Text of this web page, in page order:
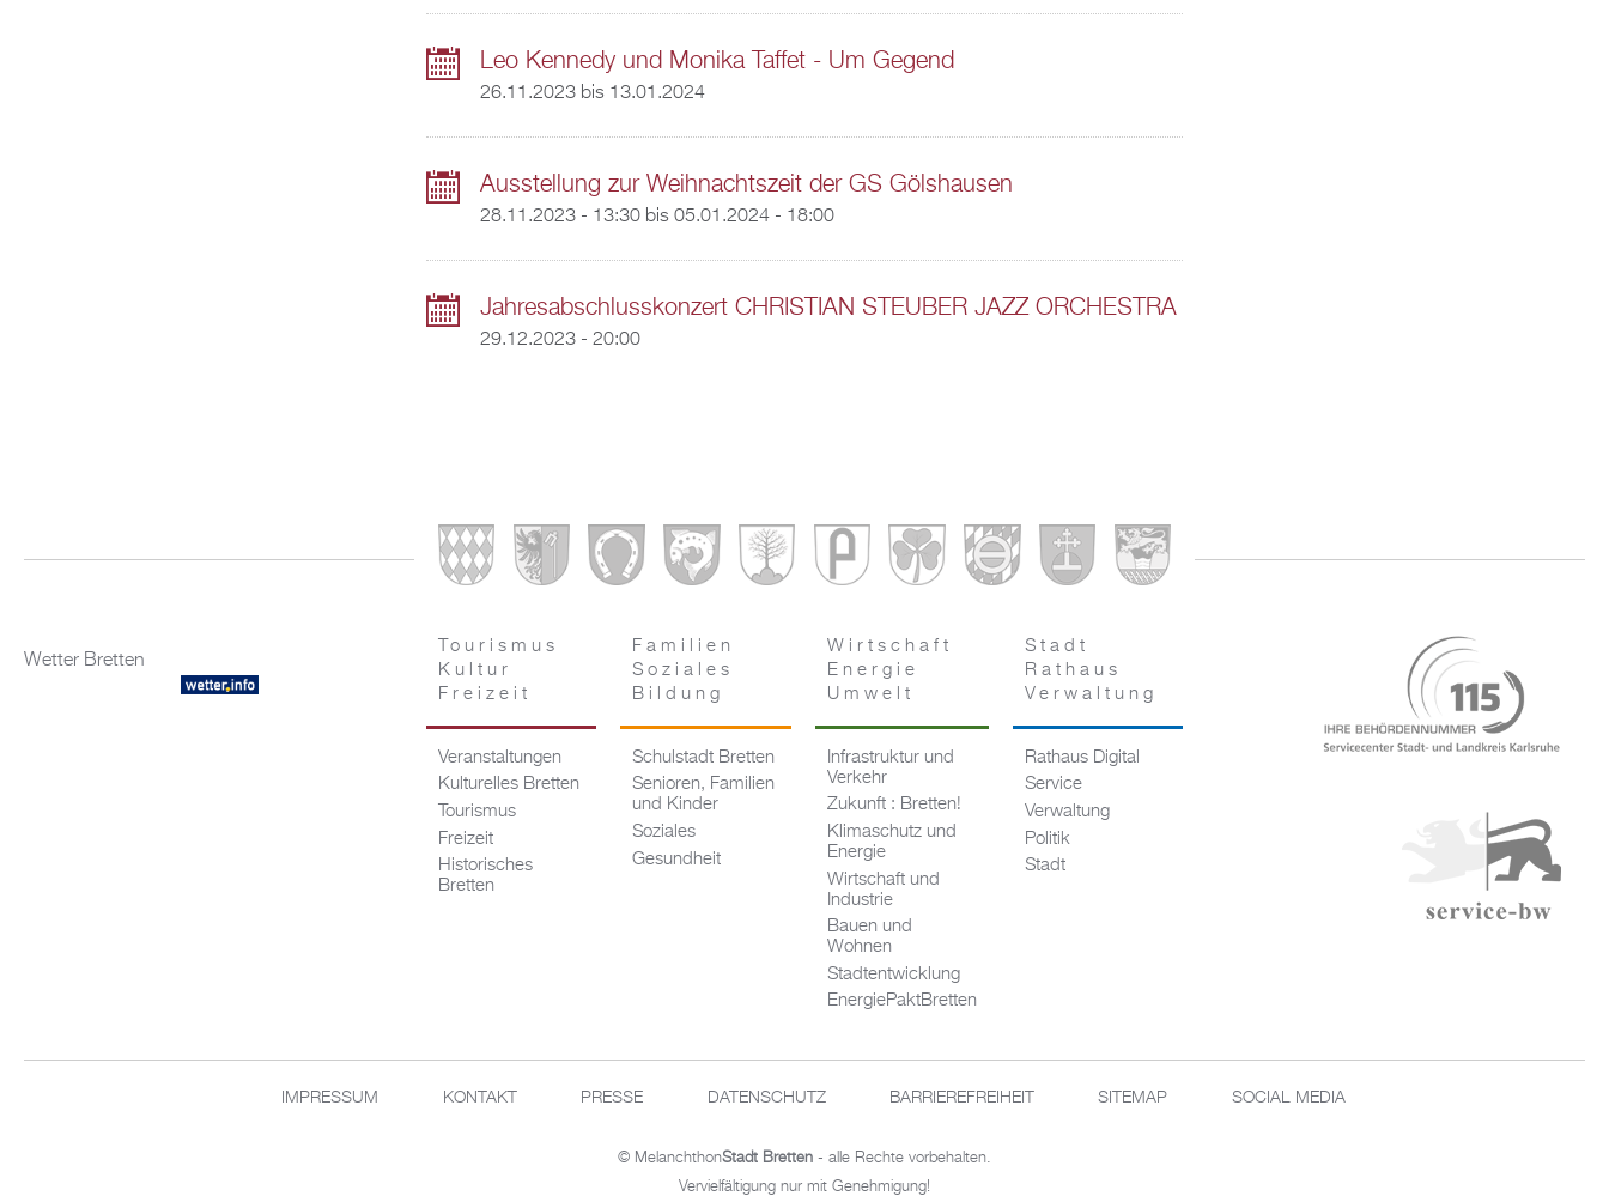
Leo Kennedy und Monika Taffet - Um Gegend
26.11.2023bis 13.01.2024
Ausstellung zur Weihnachtszeit der GS Gölshausen
28.11.2023 - 13:30bis 05.01.2024 - 18:00
Jahresabschlusskonzert CHRISTIAN STEUBER JAZZ ORCHESTRA
29.12.2023 - 20:00
Wetter Bretten
Tourismus
Kultur
Freizeit
Veranstaltungen
Kulturelles Bretten
Tourismus
Freizeit
Historisches
Bretten
Familien
Soziales
Bildung
Schulstadt Bretten
Senioren, Familien
und Kinder
Soziales
Gesundheit
Wirtschaft
Energie
Umwelt
Infrastruktur und
Verkehr
Zukunft : Bretten!
Klimaschutz und
Energie
Wirtschaft und
Industrie
Bauen und
Wohnen
Stadtentwicklung
EnergiePaktBretten
Stadt
Rathaus
Verwaltung
Rathaus Digital
Service
Verwaltung
Politik
Stadt
IMPRESSUM KONTAKT PRESSE DATENSCHUTZ BARRIEREFREIHEIT SITEMAP SOCIAL MEDIA
© MelanchthonStadt Bretten - alle Rechte vorbehalten.
Vervielfältigung nur mit Genehmigung!